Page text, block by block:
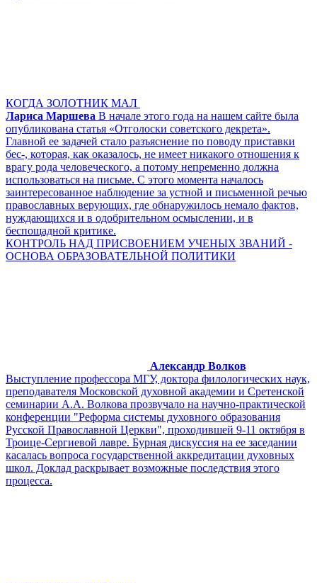
КОГДА ЗОЛОТНИК МАЛ
Лариса Маршева В начале этого года на нашем сайте была
опубликована статья «Отголоски советского декрета».
Главной ее задачей стало разъяснение по поводу приставки
бес-, которая, как оказалось, не имеет никакого отношения к
врагу рода человеческого, а потому непременно должна
использоваться на письме. С этого момента началось
заинтересованное наблюдение за устной и письменной речью
православных верующих, где обнаружилось немало фактов,
нуждающихся и в одобрительном осмыслении, и в
беспощадной критике.
КОНТРОЛЬ НАД ПРИСВОЕНИЕМ УЧЕНЫХ ЗВАНИЙ -
ОСНОВА ОБРАЗОВАТЕЛЬНОЙ ПОЛИТИКИ
Александр Волков
Выступление профессора МГУ, доктора филологических наук,
преподавателя Московской духовной академии и Сретенской
семинарии А.А. Волкова прозвучало на научно-практической
конференции "Реформа системы духовного образования
Русской Православной Церкви", проходившей 9-11 октября в
Троице-Сергиевой лавре. Бурная дискуссия на ее заседании
касалась вопроса государственной аккредитации духовных
школ. Доклад раскрывает возможные последствия этого
процесса.